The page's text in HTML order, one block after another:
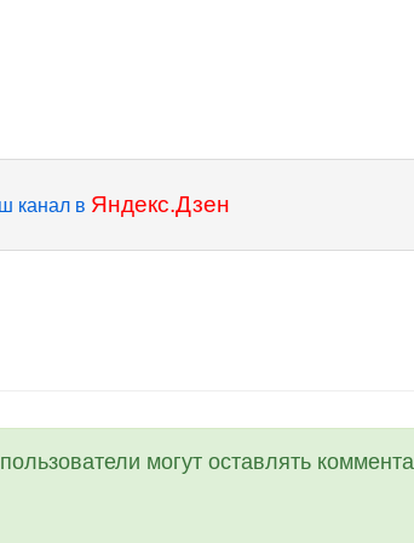
канал в Яндекс.Дзен
могут оставлять